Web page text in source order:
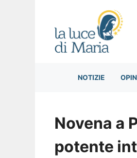
NOTIZIE
Novena a
potente